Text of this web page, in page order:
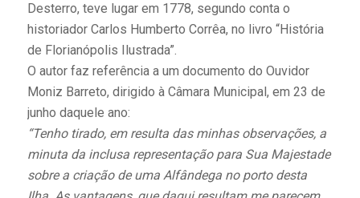
Desterro, teve lugar em 1778, segundo conta o
historiador Carlos Humberto Corrêa, no livro “História
de Florianópolis Ilustrada”.
O autor faz referência a um documento do Ouvidor
Moniz Barreto, dirigido à Câmara Municipal, em 23 de
junho daquele ano:
“Tenho tirado, em resulta das minhas observações, a
minuta da inclusa representação para Sua Majestade
sobre a criação de uma Alfândega no porto desta